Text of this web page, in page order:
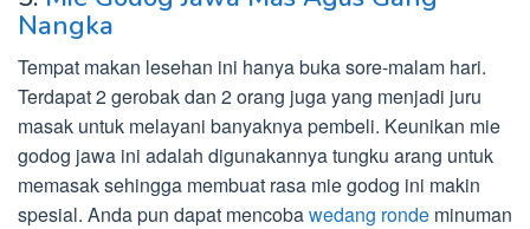
Nangka
Tempat makan lesehan ini hanya buka sore-malam hari.
Terdapat 2 gerobak dan 2 orang juga yang menjadi juru
masak untuk melayani banyaknya pembeli. Keunikan mie
godog jawa ini adalah digunakannya tungku arang untuk
memasak sehingga membuat rasa mie godog ini makin
spesial. Anda pun dapat mencobawedang ronde minuman